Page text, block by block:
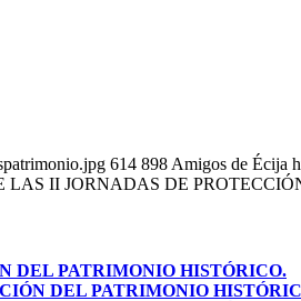
614 898 Amigos de Écija
LAS II JORNADAS DE
DEL PATRIMONIO HISTÓRICO.
DEL PATRIMONIO